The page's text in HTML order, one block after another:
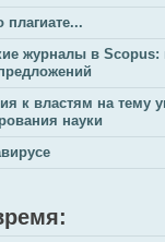
плагиате...
журналы в Scopus:
к властям на тему
науки